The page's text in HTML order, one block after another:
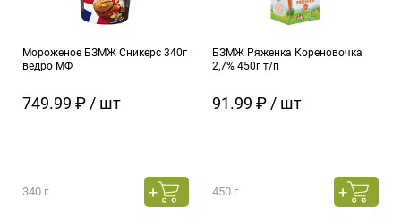
Мороженое БЗМЖ Сникерс 340г
ведро МФ
749.99 ₽ / шт
340 г
БЗМЖ Ряженка Кореновочка
2,7% 450г т/п
91.99 ₽ / шт
450 г